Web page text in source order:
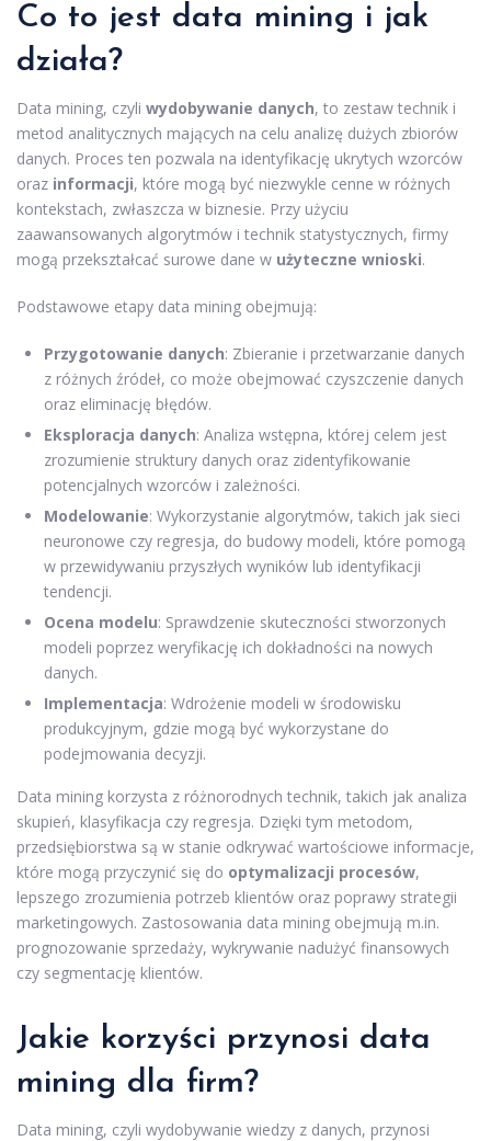
Co to jest data mining i jak
działa?
Data mining, czyli wydobywanie danych, to zestaw technik i
metod analitycznych mających na celu analizę dużych zbiorów
danych. Proces ten pozwala na identyfikację ukrytych wzorców
oraz informacji, które mogą być niezwykle cenne w różnych
kontekstach, zwłaszcza w biznesie. Przy użyciu
zaawansowanych algorytmów i technik statystycznych, firmy
mogą przekształcać surowe dane w użyteczne wnioski.
Podstawowe etapy data mining obejmują:
Przygotowanie danych: Zbieranie i przetwarzanie danych
z różnych źródeł, co może obejmować czyszczenie danych
oraz eliminację błędów.
Eksploracja danych: Analiza wstępna, której celem jest
zrozumienie struktury danych oraz zidentyfikowanie
potencjalnych wzorców i zależności.
Modelowanie: Wykorzystanie algorytmów, takich jak sieci
neuronowe czy regresja, do budowy modeli, które pomogą
w przewidywaniu przyszłych wyników lub identyfikacji
tendencji.
Ocena modelu: Sprawdzenie skuteczności stworzonych
modeli poprzez weryfikację ich dokładności na nowych
danych.
Implementacja: Wdrożenie modeli w środowisku
produkcyjnym, gdzie mogą być wykorzystane do
podejmowania decyzji.
Data mining korzysta z różnorodnych technik, takich jak analiza
skupień, klasyfikacja czy regresja. Dzięki tym metodom,
przedsiębiorstwa są w stanie odkrywać wartościowe informacje,
które mogą przyczynić się do optymalizacji procesów,
lepszego zrozumienia potrzeb klientów oraz poprawy strategii
marketingowych. Zastosowania data mining obejmują m.in.
prognozowanie sprzedaży, wykrywanie nadużyć finansowych
czy segmentację klientów.
Jakie korzyści przynosi data
mining dla firm?
Data mining, czyli wydobywanie wiedzy z danych, przynosi